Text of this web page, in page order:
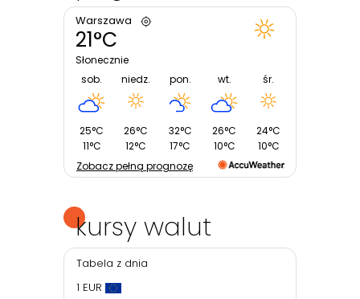
Warszawa
21°C
Słonecznie
sob.
25°C
11°C
niedz.
26°C
12°C
pon.
32°C
17°C
wt.
26°C
10°C
śr.
24°C
10°C
Zobacz pełną prognozę
kursy walut
Tabela z dnia
1 EUR